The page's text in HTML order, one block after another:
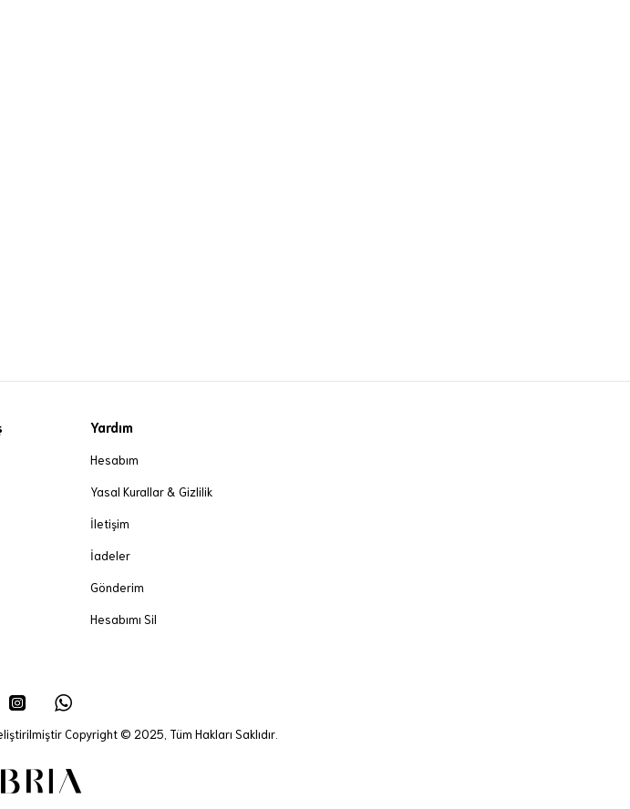
Yardım
Hesabım
Yasal Kurallar & Gizlilik
İletişim
İadeler
Gönderim
Hesabımı Sil
Copyright © 2025, Tüm Hakları Saklıdır.